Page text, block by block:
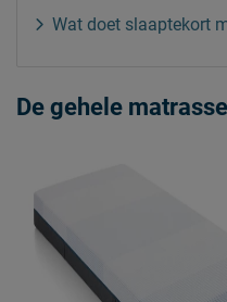
Wat doet slaaptekort
De gehele